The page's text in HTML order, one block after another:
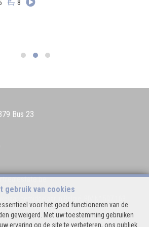
8
gebruik van cookies
voor het goed functioneren van de
geweigerd. Met uw toestemming gebruiken
ervaring op de site te verbeteren, ons publiek
Bus 23
BE 0544.346.974